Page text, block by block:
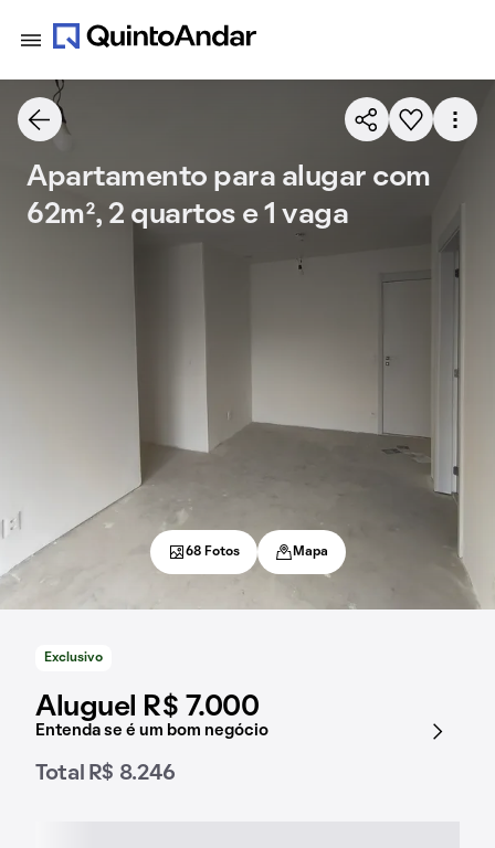
Exclusivo
Aluguel R$ 7.000
Entenda se é um bom negócio
Total R$ 8.246
Apartamento para alugar com
62m², 2 quartos e 1 vaga
68 Fotos Mapa